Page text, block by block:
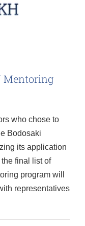
who chose to
Bodosaki
its application
final list of
program will
representatives